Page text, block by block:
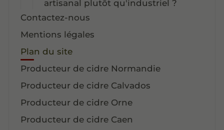
artisanal plutôt qu'industriel ?
Contactez-nous
Mentions légales
Plan du site
Producteur de cidre Normandie
Producteur de cidre Calvados
Producteur de cidre Orne
Producteur de cidre Caen